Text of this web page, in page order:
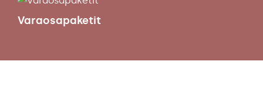
Varaosapaketit